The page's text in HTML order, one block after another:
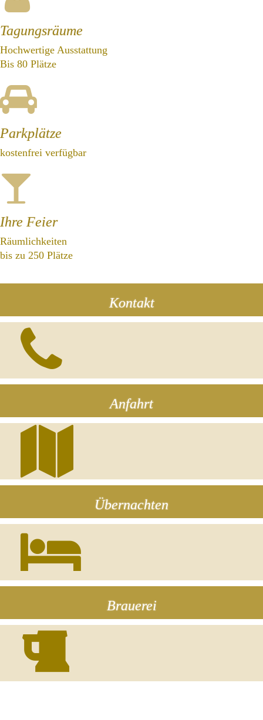
Tagungsräume
Hochwertige Ausstattung
Bis 80 Plätze
Parkplätze
kostenfrei verfügbar
Ihre Feier
Räumlichkeiten
bis zu 250 Plätze
Kontakt
Anfahrt
Übernachten
Brauerei